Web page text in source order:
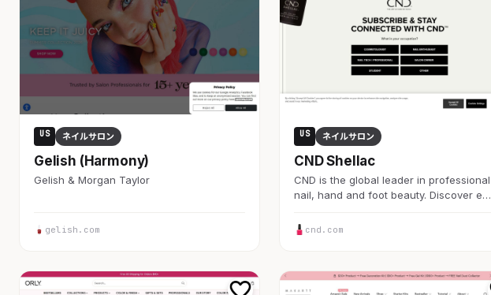
US ネイルサロン
Gelish (Harmony)
Gelish & Morgan Taylor
gelish.com
US ネイルサロン
CND Shellac
CND is the global leader in professional
nail, hand and foot beauty. Discover e…
cnd.com